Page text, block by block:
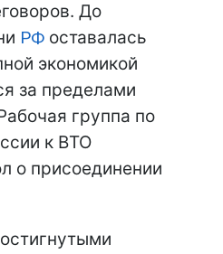
До
РФ оставалась
экономикой
за пределами
группа по
к ВТО
о присоединении